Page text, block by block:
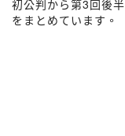
初公判から第3回後
をまとめています。